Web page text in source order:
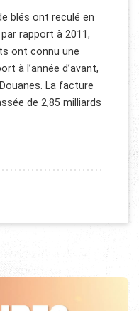
blés ont reculé en
rapport à 2011,
ont connu une
à l’année d’avant,
La facture
de 2,85 milliards
DE BLÉS